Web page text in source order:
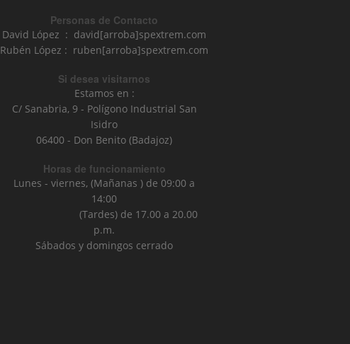
Personas de Contacto
David López : david[arroba]spextrem.com
Rubén López : ruben[arroba]spextrem.com
Si desea visitarnos
Estamos en :
C/ Sanabria, 9 - Polígono Industrial San
Isidro
06400 - Don Benito (Badajoz)
Horas de funcionamiento
Lunes - viernes, (Mañanas ) de 09:00 a
14:00
(Tardes) de 17.00 a 20.00
p.m.
Sábados y domingos cerrado